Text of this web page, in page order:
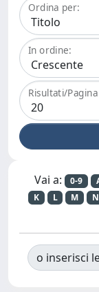
Ordina per:
In ordine:
Risultati/Pagina
Vai a: 0-9
K
L M N
o inserisci